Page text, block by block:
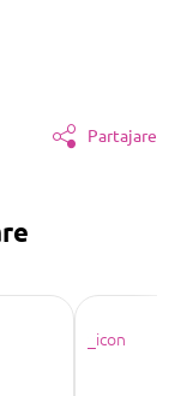
Partajare